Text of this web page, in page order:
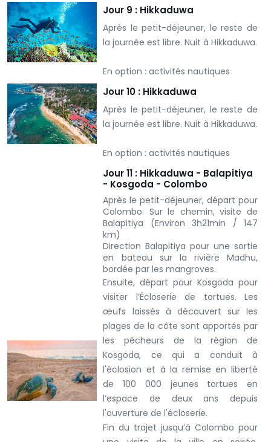
Jour 9 : Hikkaduwa
Après le petit-déjeuner, le reste de
la journée est libre.Nuit à Hikkaduwa.
En option : activités nautiques
Jour 10 : Hikkaduwa
Après le petit-déjeuner, le reste de
la journée est libre.Nuit à Hikkaduwa.
En option : activités nautiques
Jour 11 : Hikkaduwa - Balapitiya
- Kosgoda - Colombo
Après le petit-déjeuner, départ pour
Colombo. Sur le chemin, visite de
Balapitiya (Environ 3h21min / 147
km)
Direction Balapitiya pour une sortie
en bateau sur la rivière Madhu,
bordée par les mangroves.
Ensuite, départ pour Kosgoda pour
visiter l’Écloserie de tortues. Les
œufs laissés à découvert sur les
plages de la côte sont apportés par
les pêcheurs de la région de
Kosgoda, ce qui a conduit à
l'éclosion et à la remise en liberté
de 100 000 jeunes tortues en
l’espace de deux ans depuis
l'ouverture de l'écloserie.
Fin du trajet jusqu’à Colombo pour